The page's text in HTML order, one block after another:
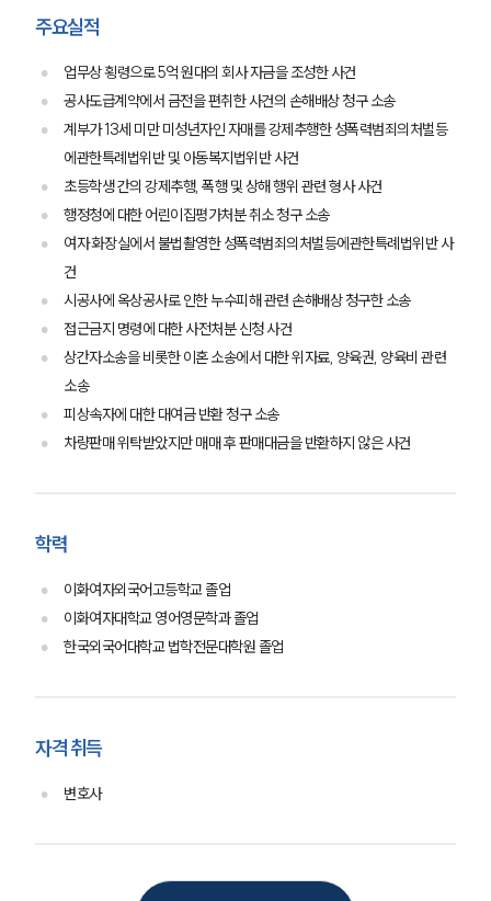
대륜의 강점
오시는 길
글로벌 파트너 로펌
고객의 소리
법률지식인
주요실적
업무상 횡령으로 5억 원대의 회사 자금을 조성한 사건
공사도급계약에서 금전을 편취한 사건의 손해배상 청구 소송
계부가 13세 미만 미성년자인 자매를 강제추행한 성폭력범죄의처벌등
에관한특례법위반 및 아동복지법위반 사건
초등학생 간의 강제추행, 폭행 및 상해 행위 관련 형사 사건
행정청에 대한 어린이집평가처분 취소 청구 소송
여자 화장실에서 불법촬영한 성폭력범죄의처벌등에관한특례법위반 사
건
시공사에 옥상공사로 인한 누수피해 관련 손해배상 청구한 소송
접근금지 명령에 대한 사전처분 신청 사건
상간자소송을 비롯한 이혼 소송에서 대한 위자료, 양육권, 양육비 관련
소송
피상속자에 대한 대여금 반환 청구 소송
차량판매 위탁받았지만 매매 후 판매대금을 반환하지 않은 사건
학력
이화여자외국어고등학교 졸업
이화여자대학교 영어영문학과 졸업
한국외국어대학교 법학전문대학원 졸업
자격 취득
변호사